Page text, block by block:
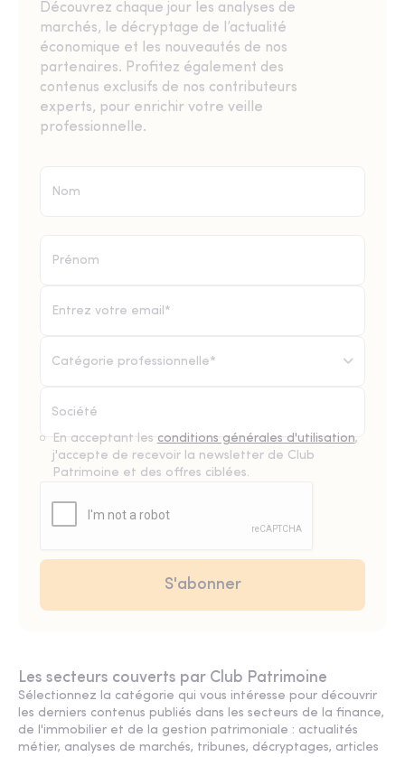
Découvrez chaque jour les analyses de
marchés, le décryptage de l’actualité
économique et les nouveautés de nos
partenaires. Profitez également des
contenus exclusifs de nos contributeurs
experts, pour enrichir votre veille
professionnelle.
Catégorie professionnelle*
En acceptant les conditions générales d'utilisation,
j'accepte de recevoir la newsletter de Club
Patrimoine et des offres ciblées.
Les secteurs couverts par Club Patrimoine
Sélectionnez la catégorie qui vous intéresse pour découvrir
les derniers contenus publiés dans les secteurs de la finance,
de l'immobilier et de la gestion patrimoniale : actualités
métier, analyses de marchés, tribunes, décryptages, articles